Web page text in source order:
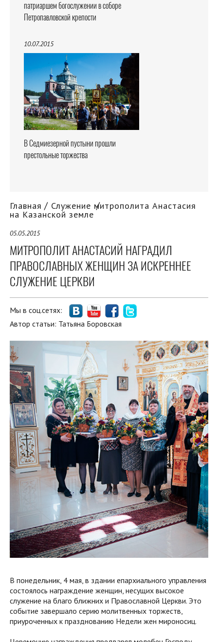
патриаршем богослужении в соборе
Петропавловской крепости
10.07.2015
В Седмиезерной пустыни прошли
престольные торжества
Главная Служение митрополита Анастасия
на Казанской земле
05.05.2015
МИТРОПОЛИТ АНАСТАСИЙ НАГРАДИЛ
ПРАВОСЛАВНЫХ ЖЕНЩИН ЗА ИСКРЕННЕЕ
СЛУЖЕНИЕ ЦЕРКВИ
Мы в соц.сетях:
Автор статьи: Татьяна Боровская
В понедельник, 4 мая, в здании епархиального управления
состоялось награждение женщин, несущих высокое
служение на благо ближних и Православной Церкви. Это
событие завершало серию молитвенных торжеств,
приуроченных к празднованию Недели жен мироносиц.